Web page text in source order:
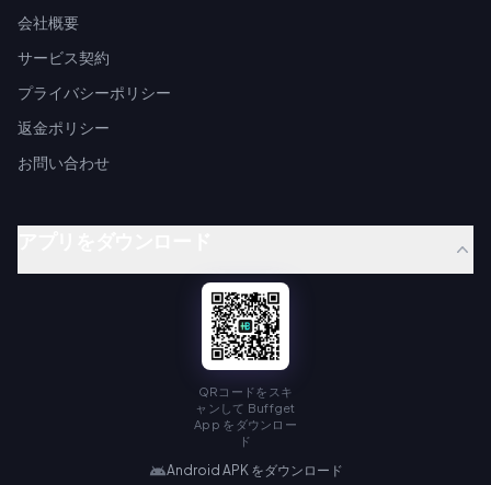
会社概要
サービス契約
プライバシーポリシー
返金ポリシー
お問い合わせ
QRコードをスキ
ャンして Buffget
App をダウンロー
ド
Android APK をダウンロード